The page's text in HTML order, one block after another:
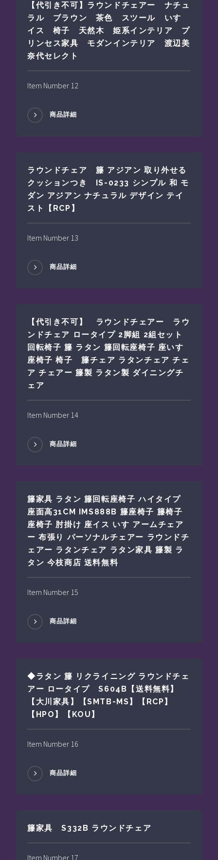
【代引き不可】ラウンドチェアー ナチュ
ラル ブラウン 茶色 スツール いす
イス 椅子 天然木 姫系インテリア プ
リンセス家具 モダンインテリア 渡辺美
奈代セレクト
Item Number 12
商品詳細
ラウンドチェア 籐 アジアン 取り外せる
クッションつき IS-0233 シンプル 和 モ
ダン アジアン ナチュラル デザイン テイ
スト【RCP】
Item Number 13
商品詳細
【代引き不可】 ラウンドチェアー ラウ
ンドチェア ロータイプ 2脚組 2組セット
回転椅子 籐 ラタン 籐回転座椅子 座いす
座椅子 椅子 籐チェア ラタンチェア チェ
ア チェアー 籐製 ラタン製 ダイニングチ
ェア
Item Number 14
商品詳細
籐家具 ラタン 籐回転座椅子 ハイタイプ
座面高31CM IMS888B 籐座椅子 籐椅子
座椅子 肘掛け 座イス いす アームチェア
ー 布張り パーソナルチェアー ラウンドチ
ェアー ラタンチェア ラタン家具 籐製 ラ
タン 今枝商店 送料無料
Item Number 15
商品詳細
◆ラタン 籐 リクライニング ラウンドチェ
アー ロータイプ S604B【送料無料】
【大川家具】【SMTB-MS】【RCP】
【HPO】【KOU】
Item Number 16
商品詳細
籐家具 S332B ラウンドチェア
Item Number 17